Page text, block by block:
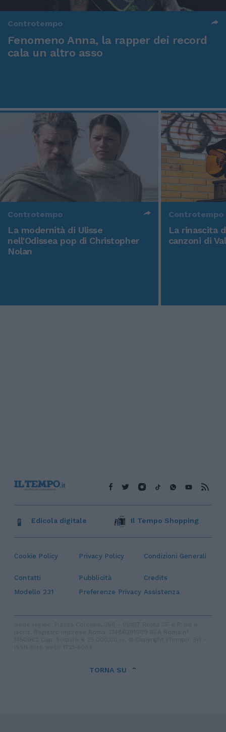
Controtempo
Fenomeno Anna, la rapper dei record
cala un altro asso
Controtempo
La modernità di Ulisse
nell'Odissea pop di Christopher
Nolan
Controtempo
La rinascita
canzoni di
Cookie Policy Privacy Policy Condizioni Generali
Contatti Pubblicità
Credits
Modello 231
Preferenze Privacy Assistenza
Edicola digitale Il Tempo Shopping
TORNA SU